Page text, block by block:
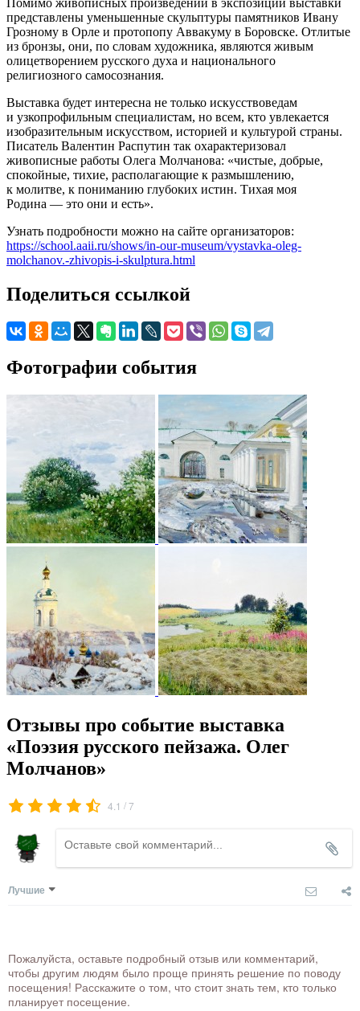
Помимо живописных произведений в экспозиции выставки
представлены уменьшенные скульптуры памятников Ивану
Грозному в Орле и протопопу Аввакуму в Боровске. Отлитые
из бронзы, они, по словам художника, являются живым
олицетворением русского духа и национального
религиозного самосознания.
Выставка будет интересна не только искусствоведам
и узкопрофильным специалистам, но всем, кто увлекается
изобразительным искусством, историей и культурой страны.
Писатель Валентин Распутин так охарактеризовал
живописные работы Олега Молчанова: «чистые, добрые,
спокойные, тихие, располагающие к размышлению,
к молитве, к пониманию глубоких истин. Тихая моя
Родина — это они и есть».
Узнать подробности можно на сайте организаторов:
https://school.aaii.ru/shows/in-our-museum/vystavka-oleg-
molchanov.-zhivopis-i-skulptura.html
Поделиться ссылкой
Фотографии события
Отзывы про событие выставка
«Поэзия русского пейзажа. Олег
Молчанов»
4.1 /7
Лучшие
Пожалуйста, оставьте подробный отзыв или комментарий,
чтобы другим людям было проще принять решение по поводу
посещения! Расскажите о том, что стоит знать тем, кто только
планирует посещение.